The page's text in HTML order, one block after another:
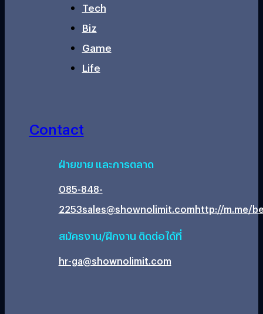
Tech
Biz
Game
Life
Contact
ฝ่ายขาย และการตลาด
085-848-
2253sales@shownolimit.comhttp://m.me/
สมัครงาน/ฝึกงาน ติดต่อได้ที่
hr-ga@shownolimit.com